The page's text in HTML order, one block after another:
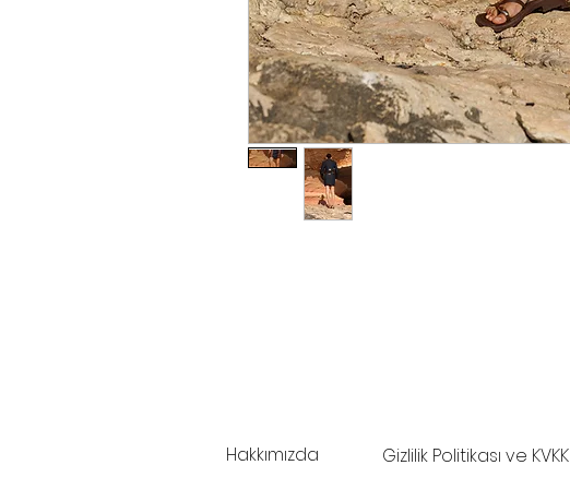
Hakkımızda Gizlilik Politikası ve KVKK